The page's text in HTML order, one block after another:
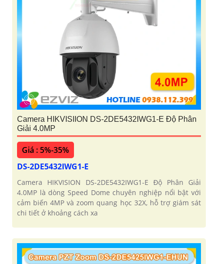
Camera HIKVISIION DS-2DE5432IWG1-E Độ Phân
Giải 4.0MP
Giá : 5%-35%
DS-2DE5432IWG1-E
Camera HIKVISION DS-2DE5432IWG1-E Độ Phân Giải
4.0MP là dòng Speed Dome chuyên nghiệp nổi bật với
cảm biến 4MP và zoom quang học 32X, hỗ trợ giám sát
chi tiết ở khoảng cách xa